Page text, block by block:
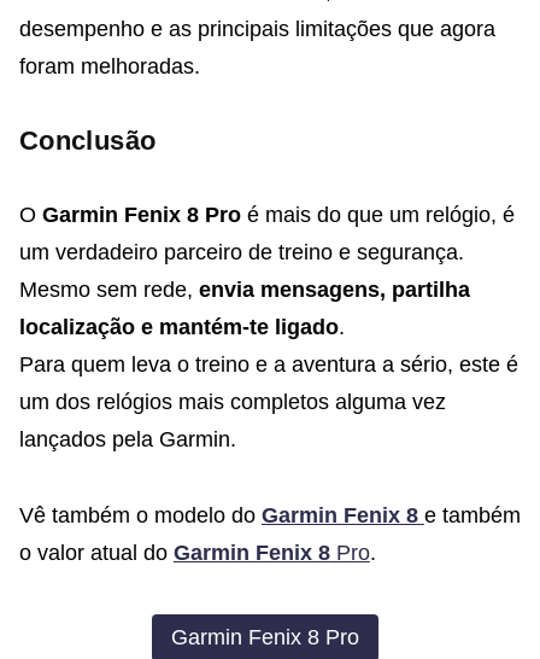
desempenho e as principais limitações que agora
foram melhoradas.
Conclusão
O Garmin Fenix 8 Proé mais do que um relógio, é
um verdadeiro parceiro de treino e segurança.
Mesmo sem rede, envia mensagens, partilha
localização e mantém-te ligado.
Para quem leva o treino e a aventura a sério, este é
um dos relógios mais completos alguma vez
lançados pela Garmin.
Vê também o modelo do Garmin Fenix 8 e também
o valor atual do Garmin Fenix 8Pro.
Garmin Fenix 8 Pro